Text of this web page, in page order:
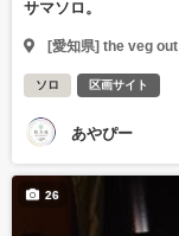
サマソロ。
[愛知県] the veg out
ソロ 区画サイト
あやぴー
26